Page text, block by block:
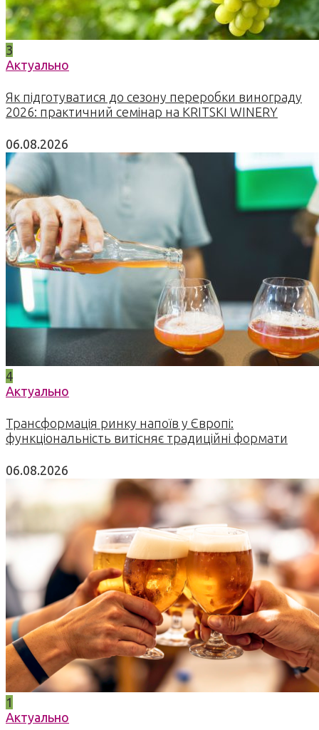
3
Актуально
Як підготуватися до сезону переробки винограду
2026: практичний семінар на KRITSKI WINERY
06.08.2026
4
Актуально
Трансформація ринку напоїв у Європі:
функціональність витісняє традиційні формати
06.08.2026
1
Актуально